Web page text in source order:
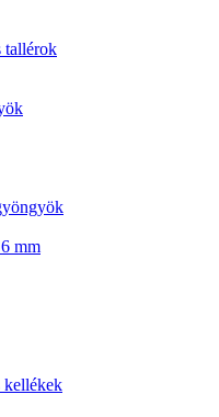
tallérok
mm
kellékek